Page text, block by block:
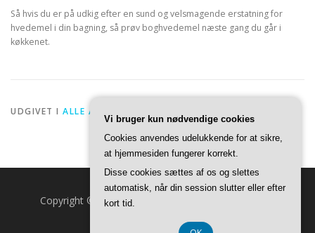
Så hvis du er på udkig efter en sund og velsmagende erstatning for
hvedemel i din bagning, så prøv boghvedemel næste gang du går i
køkkenet.
UDGIVET I ALLE ARTIKLER
Copyright © 2026 Fuldmåne.dk
Vi bruger kun nødvendige cookies
Cookies anvendes udelukkende for at sikre,
at hjemmesiden fungerer korrekt.
Disse cookies sættes af os og slettes
automatisk, når din session slutter eller efter
kort tid.